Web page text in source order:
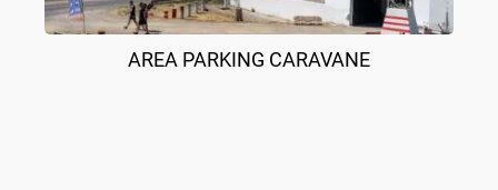
AREA PARKING CARAVANE